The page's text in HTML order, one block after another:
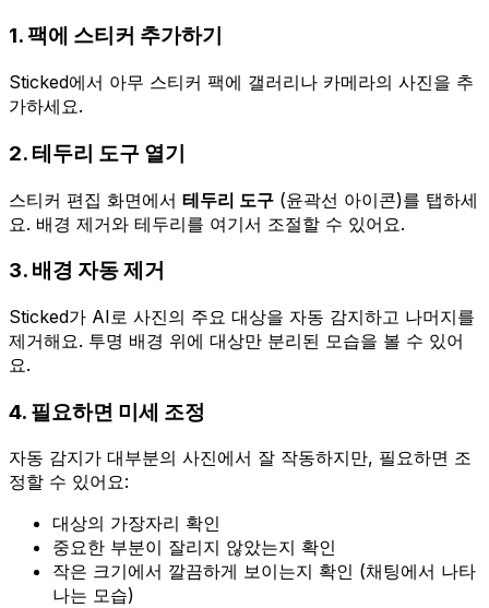
1. 팩에 스티커 추가하기
Sticked에서 아무 스티커 팩에 갤러리나 카메라의 사진을 추
가하세요.
2. 테두리 도구 열기
스티커 편집 화면에서 테두리 도구 (윤곽선 아이콘)를 탭하세
요. 배경 제거와 테두리를 여기서 조절할 수 있어요.
3. 배경 자동 제거
Sticked가 AI로 사진의 주요 대상을 자동 감지하고 나머지를
제거해요. 투명 배경 위에 대상만 분리된 모습을 볼 수 있어
요.
4. 필요하면 미세 조정
자동 감지가 대부분의 사진에서 잘 작동하지만, 필요하면 조
정할 수 있어요:
대상의 가장자리 확인
중요한 부분이 잘리지 않았는지 확인
작은 크기에서 깔끔하게 보이는지 확인 (채팅에서 나타
나는 모습)